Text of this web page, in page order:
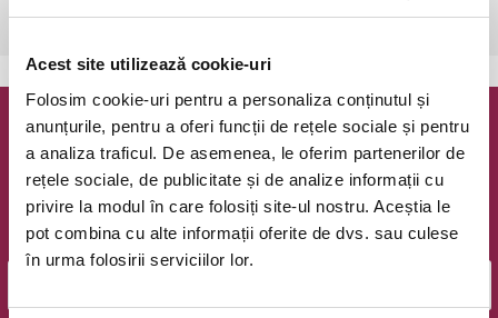
Acest site utilizează cookie-uri
Folosim cookie-uri pentru a personaliza conținutul și
anunțurile, pentru a oferi funcții de rețele sociale și pentru
a analiza traficul. De asemenea, le oferim partenerilor de
rețele sociale, de publicitate și de analize informații cu
privire la modul în care folosiți site-ul nostru. Aceștia le
pot combina cu alte informații oferite de dvs. sau culese
în urma folosirii serviciilor lor.
Bucuresti, The Hubvezi pe harta
Newsletter @ Bilete.ro
Oferte exclusive si o editie saptamanala cu cele mai noi
evenimente.
Email